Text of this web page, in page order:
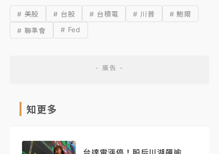
# 美股 # 台股 # 台積電 # 川普
# 鮑爾
# 聯準會
# Fed
知更多